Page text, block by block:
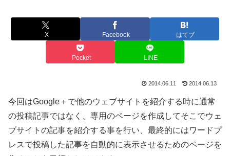
X Facebook はてブ
Pocket LINE
2014.06.11 2014.06.13
今回はGoogle＋で他のウェブサイトを紹介する時に通常
の投稿記事ではなく、専用のページを作成してそこでウェ
ブサイトの記事を紹介する事を行い、最終的にはワードプ
レスで投稿した記事を自動的に表示させるためのページを